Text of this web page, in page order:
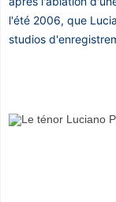
l'été 2006, que
studios